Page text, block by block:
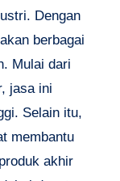
Dengan
berbagai
Mulai dari
jasa ini
Selain itu,
membantu
akhir